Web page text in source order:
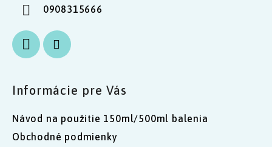
0908315666
Informácie pre Vás
Návod na použitie 150ml/500ml balenia
Obchodné podmienky